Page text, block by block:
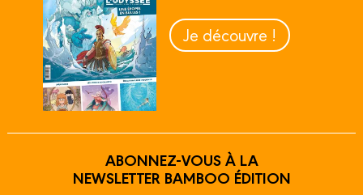
Je découvre !
ABONNEZ-VOUS À LA
NEWSLETTER BAMBOO ÉDITION